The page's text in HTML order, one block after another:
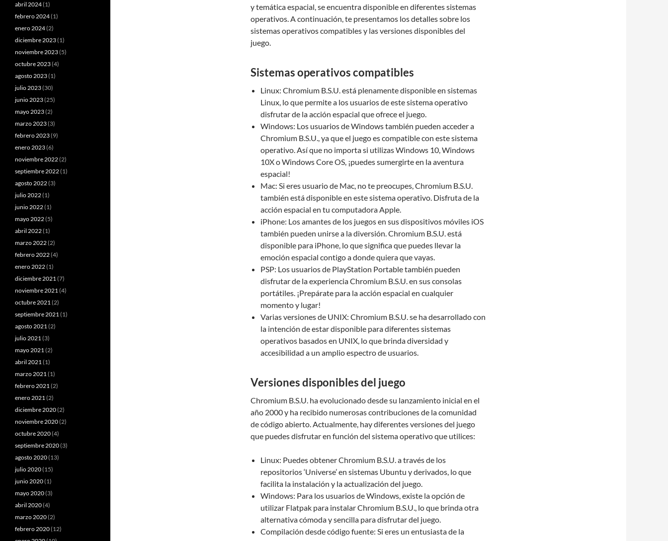
y temática espacial, se encuentra disponible en diferentes sistemas
operativos. A continuación, te presentamos los detalles sobre los
sistemas operativos compatibles y las versiones disponibles del
juego.
Sistemas operativos compatibles
Linux: Chromium B.S.U. está plenamente disponible en sistemas
Linux, lo que permite a los usuarios de este sistema operativo
disfrutar de la acción espacial que ofrece el juego.
Windows: Los usuarios de Windows también pueden acceder a
Chromium B.S.U., ya que el juego es compatible con este sistema
operativo. Así que no importa si utilizas Windows 10, Windows
10X o Windows Core OS, ¡puedes sumergirte en la aventura
espacial!
Mac: Si eres usuario de Mac, no te preocupes, Chromium B.S.U.
también está disponible en este sistema operativo. Disfruta de la
acción espacial en tu computadora Apple.
iPhone: Los amantes de los juegos en sus dispositivos móviles iOS
también pueden unirse a la diversión. Chromium B.S.U. está
disponible para iPhone, lo que significa que puedes llevar la
emoción espacial contigo a donde quiera que vayas.
PSP: Los usuarios de PlayStation Portable también pueden
disfrutar de la experiencia Chromium B.S.U. en sus consolas
portátiles. ¡Prepárate para la acción espacial en cualquier
momento y lugar!
Varias versiones de UNIX: Chromium B.S.U. se ha desarrollado con
la intención de estar disponible para diferentes sistemas
operativos basados en UNIX, lo que brinda diversidad y
accesibilidad a un amplio espectro de usuarios.
Versiones disponibles del juego
Chromium B.S.U. ha evolucionado desde su lanzamiento inicial en el
año 2000 y ha recibido numerosas contribuciones de la comunidad
de código abierto. Actualmente, hay diferentes versiones del juego
que puedes disfrutar en función del sistema operativo que utilices:
Linux: Puedes obtener Chromium B.S.U. a través de los
repositorios ‘Universe’ en sistemas Ubuntu y derivados, lo que
facilita la instalación y la actualización del juego.
Windows: Para los usuarios de Windows, existe la opción de
utilizar Flatpak para instalar Chromium B.S.U., lo que brinda otra
alternativa cómoda y sencilla para disfrutar del juego.
Compilación desde código fuente: Si eres un entusiasta de la
abril 2024(1)
febrero 2024(1)
enero 2024(2)
diciembre 2023(1)
noviembre 2023(5)
octubre 2023(4)
agosto 2023(1)
julio 2023(30)
junio 2023(25)
mayo 2023(2)
marzo 2023(3)
febrero 2023(9)
enero 2023(6)
noviembre 2022(2)
septiembre 2022(1)
agosto 2022(3)
julio 2022(1)
junio 2022(1)
mayo 2022(5)
abril 2022(1)
marzo 2022(2)
febrero 2022(4)
enero 2022(1)
diciembre 2021(7)
noviembre 2021(4)
octubre 2021(2)
septiembre 2021(1)
agosto 2021(2)
julio 2021(3)
mayo 2021(2)
abril 2021(1)
marzo 2021(1)
febrero 2021(2)
enero 2021(2)
diciembre 2020(2)
noviembre 2020(2)
octubre 2020(4)
septiembre 2020(3)
agosto 2020(13)
julio 2020(15)
junio 2020(1)
mayo 2020(3)
abril 2020(4)
marzo 2020(2)
febrero 2020(12)